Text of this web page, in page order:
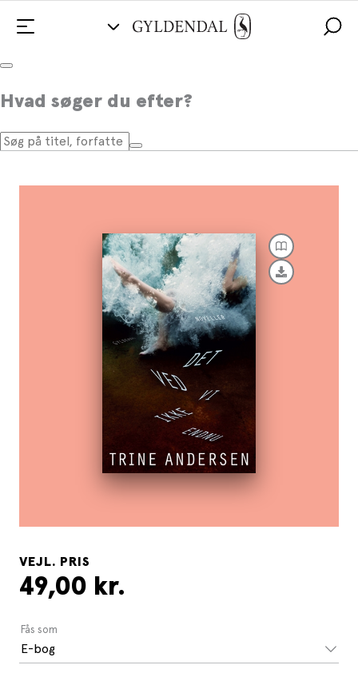
Hvad søger du efter?
Det ved vi ikke endnu
VEJL. PRIS
49,00 kr.
Fås som
E-bog